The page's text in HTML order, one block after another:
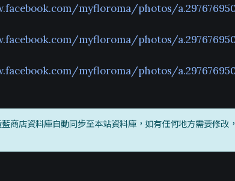
myfloroma/photos/
myfloroma/photos/
myfloroma/photos/
商店資料庫自動同步至本站資料庫，如有任何地方需要修改